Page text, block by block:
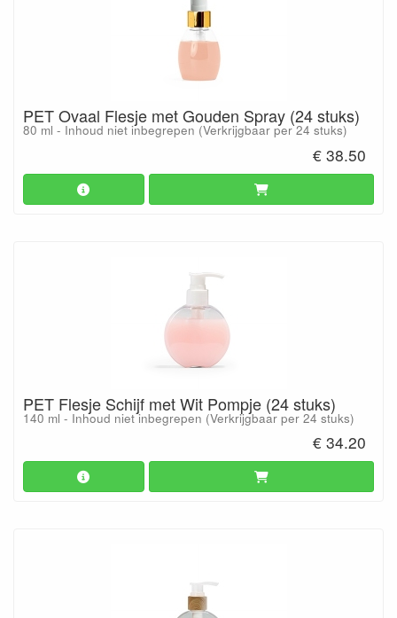
PET Ovaal Flesje met Gouden Spray (24 stuks)
80 ml - Inhoud niet inbegrepen (Verkrijgbaar per 24 stuks)
€ 38.50
PET Flesje Schijf met Wit Pompje (24 stuks)
140 ml - Inhoud niet inbegrepen (Verkrijgbaar per 24 stuks)
€ 34.20